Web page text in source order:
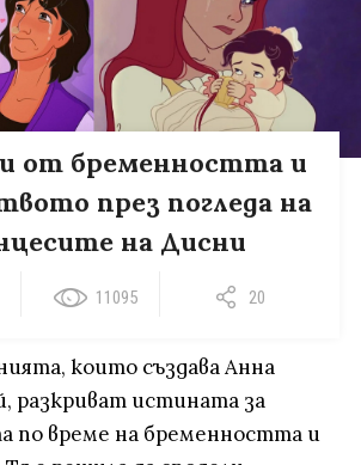
от бременността и
през погледа на
на Дисни
11095 20
които създава Анна
разкриват истината за
по време на бременността и